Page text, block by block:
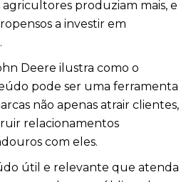
produziam mais, e
a investir em
Deere ilustra como o
pode ser uma ferramenta
não apenas atrair clientes,
relacionamentos
com eles.
útil e relevante que atenda